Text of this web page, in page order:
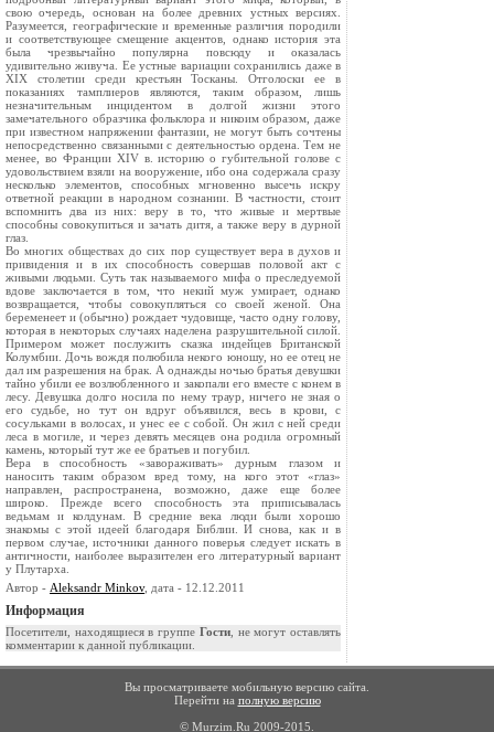
свою очередь, основан на более древних устных версиях.
Разумеется, географические и временные различия породили
и соответствующее смещение акцентов, однако история эта
была чрезвычайно популярна повсюду и оказалась
удивительно живуча. Ее устные вариации сохранились даже в
XIX столетии среди крестьян Тосканы. Отголоски ее в
показаниях тамплиеров являются, таким образом, лишь
незначительным инцидентом в долгой жизни этого
замечательного образчика фольклора и никоим образом, даже
при известном напряжении фантазии, не могут быть сочтены
непосредственно связанными с деятельностью ордена. Тем не
менее, во Франции XIV в. историю о губительной голове с
удовольствием взяли на вооружение, ибо она содержала сразу
несколько элементов, способных мгновенно высечь искру
ответной реакции в народном сознании. В частности, стоит
вспомнить два из них: веру в то, что живые и мертвые
способны совокупиться и зачать дитя, а также веру в дурной
глаз.
Во многих обществах до сих пор существует вера в духов и
привидения и в их способность совершав половой акт с
живыми людьми. Суть так называемого мифа о преследуемой
вдове заключается в том, что некий муж умирает, однако
возвращается, чтобы совокупляться со своей женой. Она
беременеет и (обычно) рождает чудовище, часто одну голову,
которая в некоторых случаях наделена разрушительной силой.
Примером может послужить сказка индейцев Британской
Колумбии. Дочь вождя полюбила некого юношу, но ее отец не
дал им разрешения на брак. А однажды ночью братья девушки
тайно убили ее возлюбленного и закопали его вместе с конем в
лесу. Девушка долго носила по нему траур, ничего не зная о
его судьбе, но тут он вдруг объявился, весь в крови, с
сосульками в волосах, и унес ее с собой. Он жил с ней среди
леса в могиле, и через девять месяцев она родила огромный
камень, который тут же ее братьев и погубил.
Вера в способность «завораживать» дурным глазом и
наносить таким образом вред тому, на кого этот «глаз»
направлен, распространена, возможно, даже еще более
широко. Прежде всего способность эта приписывалась
ведьмам и колдунам. В средние века люди были хорошо
знакомы с этой идеей благодаря Библии. И снова, как и в
первом случае, источники данного поверья следует искать в
античности, наиболее выразителен его литературный вариант
у Плутарха.
Автор - Aleksandr Minkov, дата - 12.12.2011
Информация
Посетители, находящиеся в группе Гости, не могут оставлять
комментарии к данной публикации.
Вы просматриваете мобильную версию сайта.
Перейти на полную версию
© Murzim.Ru 2009-2015.